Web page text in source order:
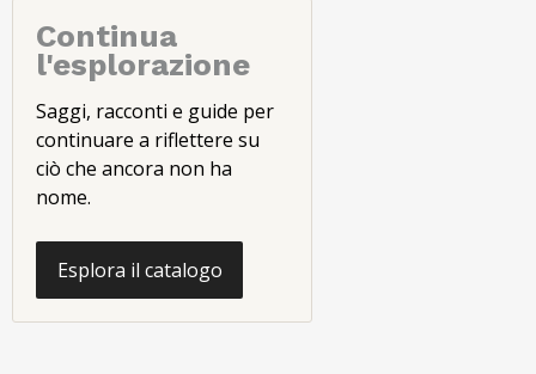
Continua
l'esplorazione
Saggi, racconti e guide per
continuare a riflettere su
ciò che ancora non ha
nome.
Esplora il catalogo